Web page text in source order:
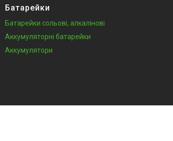
Батарейки
Батарейки сольові, алкалінові
Аккумуляторні батарейки
Аккумулятори